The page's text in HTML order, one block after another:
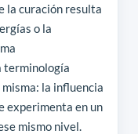
la curación resulta
o la
terminología
la influencia
experimenta en un
mismo nivel.